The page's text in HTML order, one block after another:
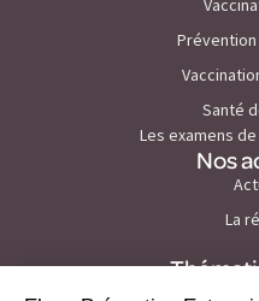
Santé
Les examens
Nos
La
Prévention